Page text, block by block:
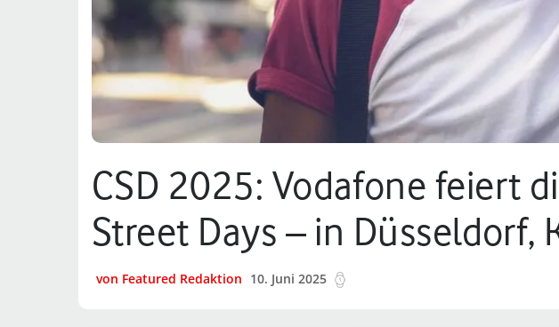
CSD 2025: Vodafone feiert
Street Days – in
von Featured Redaktion 10. Juni 2025